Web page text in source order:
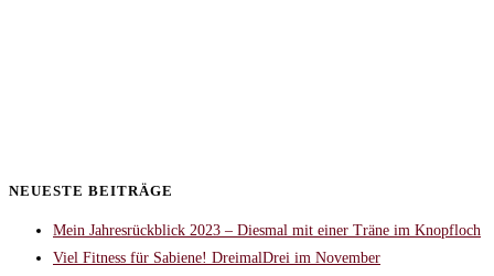
NEUESTE BEITRÄGE
Mein Jahresrückblick 2023 – Diesmal mit einer Träne im Knopfloch
Viel Fitness für Sabiene! DreimalDrei im November